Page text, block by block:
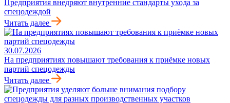
Предприятия внедряют внутренние стандарты ухода за
спецодеждой
Читать далее
30.07.2026
На предприятиях повышают требования к приёмке новых
партий спецодежды
Читать далее